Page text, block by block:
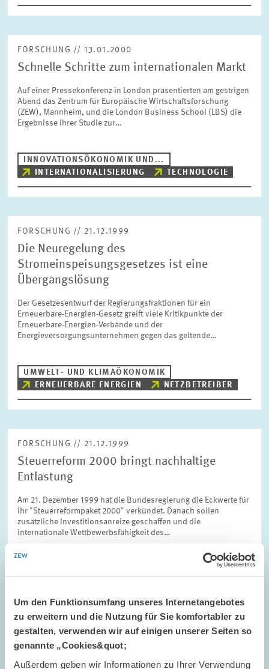
Um den Funktionsumfang unseres Internetangebotes
zu erweitern und die Nutzung für Sie komfortabler zu
gestalten, verwenden wir auf einigen unserer Seiten so
genannte „Cookies&quot;
Außerdem geben wir Informationen zu Ihrer Verwendung
FORSCHUNG // 13.01.2000
Schnelle Schritte zum internationalen Markt
Auf einer Pressekonferenz in London präsentierten am gestrigen
Abend das Zentrum für Europäische Wirtschaftsforschung
(ZEW), Mannheim, und die London Business School (LBS) die
Ergebnisse ihrer Studie zur…
INNOVATIONSÖKONOMIK UND...
INTERNATIONALISIERUNG
TECHNOLOGIE
FORSCHUNG // 21.12.1999
Die Neuregelung des
Stromeinspeisungsgesetzes ist eine
Übergangslösung
Der Gesetzesentwurf der Regierungsfraktionen für ein
Erneuerbare-Energien-Gesetz greift viele Kritikpunkte der
Erneuerbare-Energien-Verbände und der
Energieversorgungsunternehmen gegen das geltende…
UMWELT- UND KLIMAÖKONOMIK
ERNEUERBARE ENERGIEN
NETZBETREIBER
FORSCHUNG // 21.12.1999
Steuerreform 2000 bringt nachhaltige
Entlastung
Am 21. Dezember 1999 hat die Bundesregierung die Eckwerte für
ihr "Steuerreformpaket 2000" verkündet. Danach sollen
zusätzliche Investitionsanreize geschaffen und die
internationale Wettbewerbsfähigkeit des…
FORSCHUNG // 25.11.1999
ZEW-Umfrage: Finanzexperten beklagen